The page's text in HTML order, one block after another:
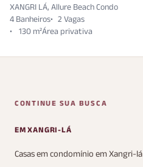
XANGRI LÁ, Allure Beach Condo
4 Banheiros
2 Vagas
130 m²
CONTINUE SUA BUSCA
EM XANGRI-LÁ
Casas em condomínio em Xangri-lá